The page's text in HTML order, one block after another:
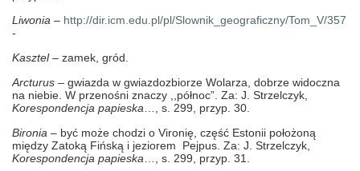
Liwonia – http://dir.icm.edu.pl/pl/Slownik_geograficzny/Tom_V/357
-
Kasztel– zamek, gród.
Arcturus – gwiazda w gwiazdozbiorze Wolarza, dobrze widoczna
na niebie. W przenośni znaczy ,,północ”. Za: J. Strzelczyk,
Korespondencja papieska …, s. 299, przyp. 30.
Bironia – być może chodzi o Vironię, część Estonii położoną
między Zatoką Fińską i jeziorem Pejpus. Za: J. Strzelczyk,
Korespondencja papieska…, s. 299, przyp. 31.